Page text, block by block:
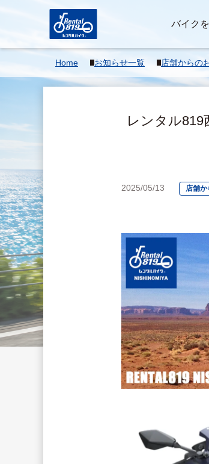
バイク
Home お知らせ一覧 店舗からの
レンタル
2025/05/13 店舗